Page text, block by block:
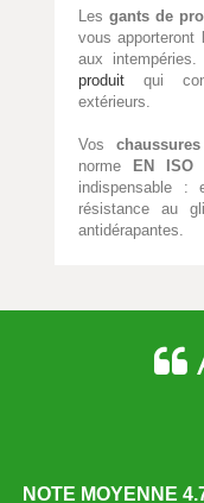
Les gants de
vous apporteront
aux
produit qui
extérieurs.
Vos
norme EN ISO
indispensable :
résistance au
antidérapantes.
NOTE MOYENNE